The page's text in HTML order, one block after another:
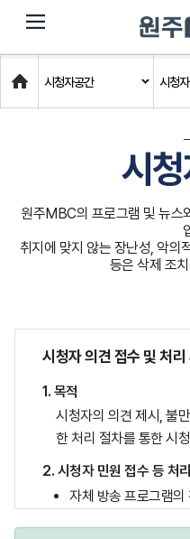
dehaze
Home
시청자공간 시청
시
원주MBC의 프로그램 및 뉴스
취지에 맞지 않는 장난성, 악의
등은 삭제 조
시청자 의견 접수 및 처
1. 목적
시청자의 의견 제시, 불
한 처리 절차를 통한 시
2. 시청자 민원 접수 등 처
자체 방송 프로그램
자체 방송 기술, 난시